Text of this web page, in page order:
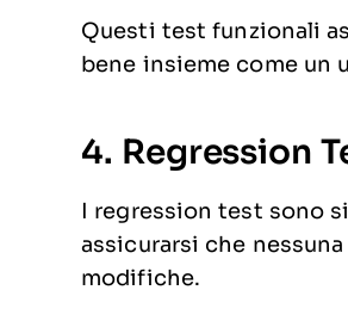
Questi test funzionali
bene insieme come un
4. Regression
I regression test sono
assicurarsi che
modifiche.